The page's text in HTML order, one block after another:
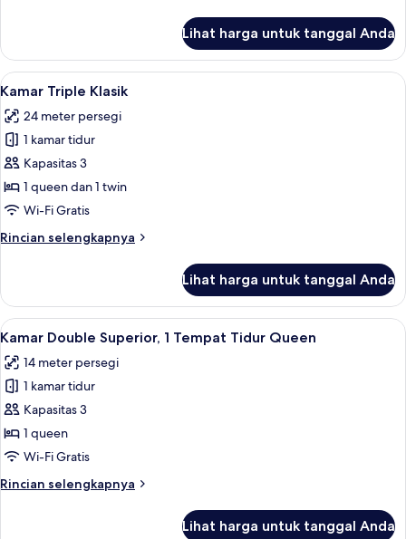
Kamar
Keluarga
Lihat harga untuk tanggal Anda
Lihat
semua
foto
untuk
Kamar
Triple
Klasik
Kamar Triple Klasik | Seprai
4
Kamar Triple Klasik
24 meter persegi
1 kamar tidur
Kapasitas 3
1 queen dan 1 twin
Wi-Fi Gratis
Rincian selengkapnya
Rincian
Kamar
Triple
Klasik
Lihat harga untuk tanggal Anda
Lihat
semua
foto
untuk
Kamar
Double
Superior,
Tempat
Kamar Double Superior, 1 Tempat
5
Kamar Double Superior, 1 Tempat Tidur Queen
14 meter persegi
1 kamar tidur
Kapasitas 3
1 queen
Wi-Fi Gratis
Rincian selengkapnya
Rincian
Lihat harga untuk tanggal Anda